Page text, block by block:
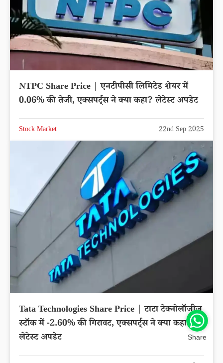
NTPC Share Price | एनटीपीसी लिमिटेड शेयर में
0.06% की तेजी, एक्सपर्ट्स ने क्या कहा? लेटेस्ट अपडेट
Stock Market 22nd Sep 2025
Tata Technologies Share Price | टाटा टेक्नोलॉजीज
स्टॉक में -2.60% की गिरावट, एक्सपर्ट्स ने क्या कहा?
लेटेस्ट अपडेट
Share